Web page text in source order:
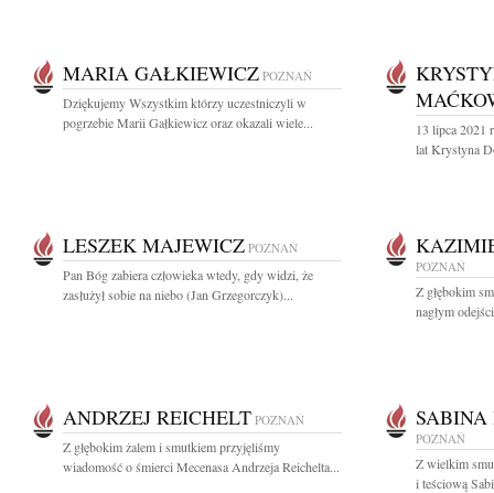
MARIA GAŁKIEWICZ POZNAŃ
Dziękujemy Wszystkim którzy uczestniczyli w
pogrzebie Marii Gałkiewicz oraz okazali wiele...
13 lipca 2021
lat Krystyna
LESZEK MAJEWICZ POZNAŃ
Pan Bóg zabiera człowieka wtedy, gdy widzi, że
zasłużył sobie na niebo (Jan Grzegorczyk)...
POZNAŃ
Z głębokim
nagłym
ANDRZEJ REICHELT POZNAŃ
Z głębokim żalem i smutkiem przyjęliśmy
wiadomość o śmierci Mecenasa Andrzeja Reichelta...
SABINA
POZNAŃ
Z wielkim
i teściową